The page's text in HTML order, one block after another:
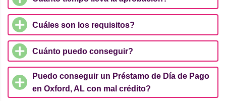
Cuáles son los requisitos?
Cuánto puedo conseguir?
Puedo conseguir un Préstamo de Día de Pago
en Oxford, AL con mal crédito?